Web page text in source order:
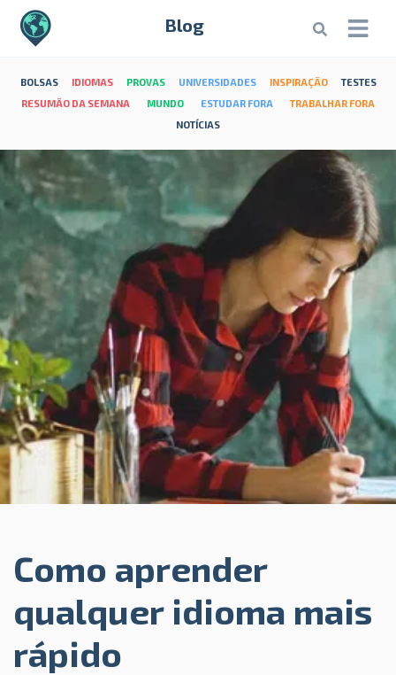
Blog
BOLSAS IDIOMAS PROVAS UNIVERSIDADES INSPIRAÇÃO
TESTES
RESUMÃO DA SEMANA
MUNDO ESTUDAR FORA
TRABALHAR FORA
NOTÍCIAS
Como aprender
qualquer idioma mais
rápido